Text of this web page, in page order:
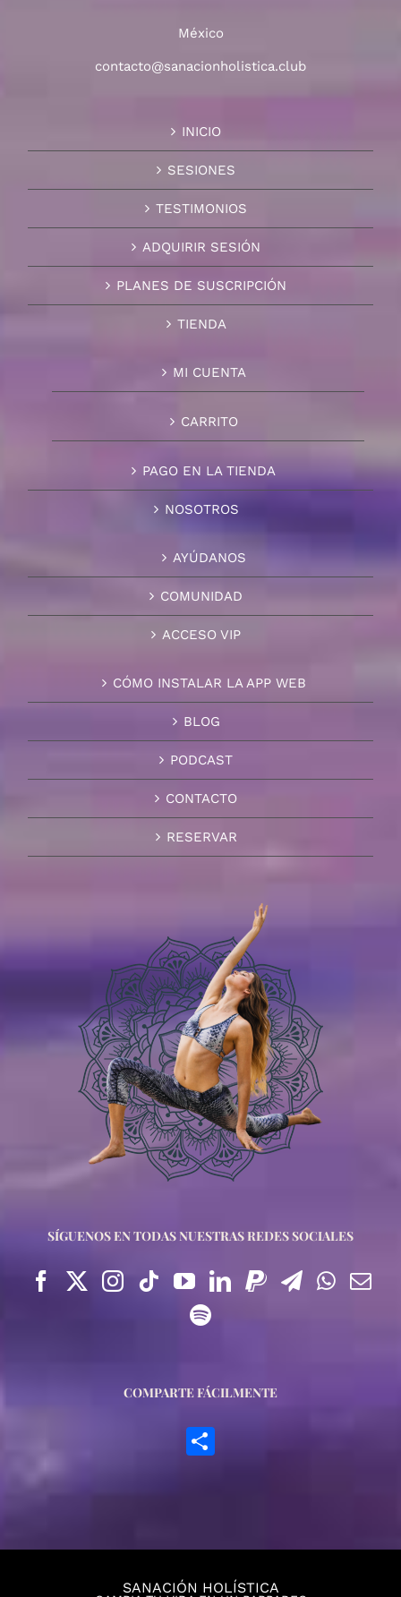
México
contacto@sanacionholistica.club
INICIO
SESIONES
TESTIMONIOS
ADQUIRIR SESIÓN
PLANES DE SUSCRIPCIÓN
TIENDA
MI CUENTA
CARRITO
PAGO EN LA TIENDA
NOSOTROS
AYÚDANOS
COMUNIDAD
ACCESO VIP
CÓMO INSTALAR LA APP WEB
BLOG
PODCAST
CONTACTO
RESERVAR
SÍGUENOS EN TODAS NUESTRAS REDES SOCIALES
COMPARTE FÁCILMENTE
SANACIÓN HOLÍSTICA